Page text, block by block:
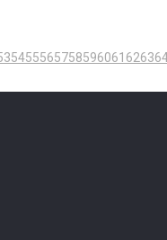
5455565758596061 6263